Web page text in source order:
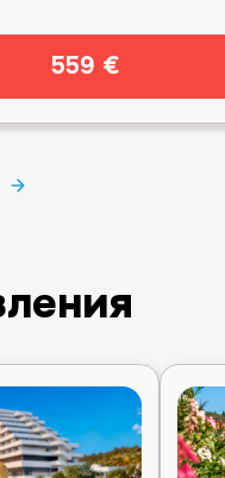
559 €